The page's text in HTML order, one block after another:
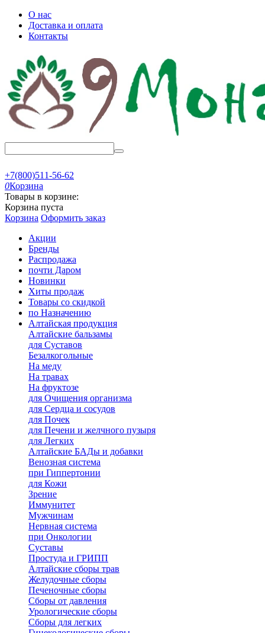
О нас
Доставка и оплата
Контакты
+7(800)511-56-62
0Корзина
Товары в корзине:
Корзина пуста
Корзина Оформить заказ
Акции
Бренды
Распродажа
почти Даром
Новинки
Хиты продаж
Товары со скидкой
по Назначению
Алтайская продукция
Алтайские бальзамы
для Суставов
Безалкогольные
На меду
На травах
На фруктозе
для Очищения организма
для Сердца и сосудов
для Почек
для Печени и желчного пузыря
для Легких
Алтайские БАДы и добавки
Венозная система
при Гиппертонии
для Кожи
Зрение
Иммунитет
Мужчинам
Нервная система
при Онкологии
Суставы
Простуда и ГРИПП
Алтайские сборы трав
Желудочные сборы
Печеночные сборы
Сборы от давления
Урологические сборы
Сборы для легких